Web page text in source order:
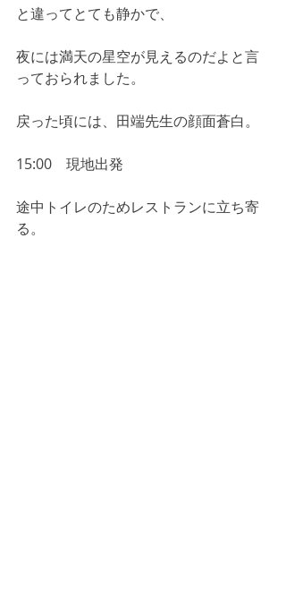
と違ってとても静かで、
夜には満天の星空が見えるのだよと言
っておられました。
戻った頃には、田端先生の顔面蒼白。
15:00　現地出発
途中トイレのためレストランに立ち寄
る。